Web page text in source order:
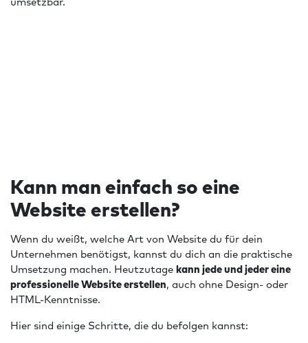
Kann man einfach so eine
Website erstellen?
Wenn du weißt, welche Art von Website du für dein
Unternehmen benötigst, kannst du dich an die praktische
Umsetzung machen. Heutzutagekann jede und jeder eine
professionelle Website erstellen, auch ohne Design- oder
HTML-Kenntnisse.
Hier sind einige Schritte, die du befolgen kannst: